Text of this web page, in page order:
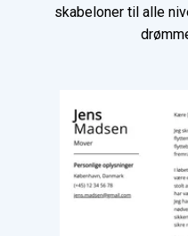
skabeloner til alle